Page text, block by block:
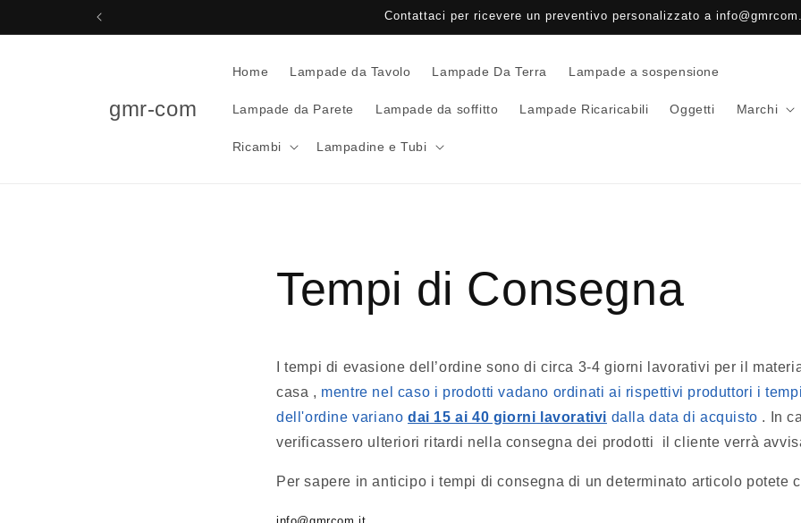
ai contenuti
Contattaci per ricevere un preventivo personalizzato a
gmr-com
Home Lampade da Tavolo Lampade Da Terra Lampade a sospensione
Lampade da Parete Lampade da soffitto Lampade Ricaricabili Oggetti Marchi
Ricambi Lampadine e Tubi
Tempi di Consegna
I tempi di evasione dell’ordine sono di circa 3-4 giorni lavorativi per il
casa , mentre nel caso i prodotti vadano ordinati ai rispettivi produttori i
dell'ordine variano dai 15 ai 40 giorni lavorativi dalla data di acquisto . In
verificassero ulteriori ritardi nella consegna dei prodotti il cliente verrà
Per sapere in anticipo i tempi di consegna di un determinato articolo potete